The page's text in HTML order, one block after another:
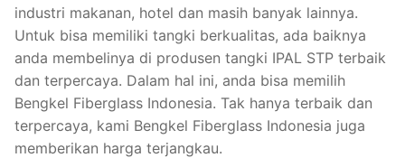
industri makanan, hotel dan masih banyak lainnya.
Untuk bisa memiliki tangki berkualitas, ada baiknya
anda membelinya di produsen tangki IPAL STP terbaik
dan terpercaya. Dalam hal ini, anda bisa memilih
Bengkel Fiberglass Indonesia. Tak hanya terbaik dan
terpercaya, kami Bengkel Fiberglass Indonesia juga
memberikan harga terjangkau.